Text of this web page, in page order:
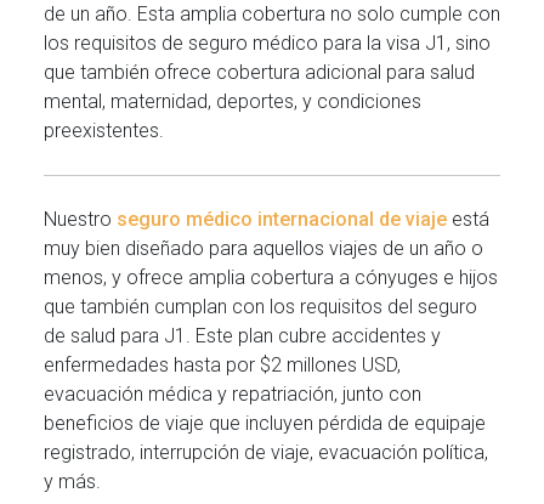
de un año. Esta amplia cobertura no solo cumple con
los requisitos de seguro médico para la visa J1, sino
que también ofrece cobertura adicional para salud
mental, maternidad, deportes, y condiciones
preexistentes.
Nuestro seguro médico internacional de viaje está
muy bien diseñado para aquellos viajes de un año o
menos, y ofrece amplia cobertura a cónyuges e hijos
que también cumplan con los requisitos del seguro
de salud para J1. Este plan cubre accidentes y
enfermedades hasta por $2 millones USD,
evacuación médica y repatriación, junto con
beneficios de viaje que incluyen pérdida de equipaje
registrado, interrupción de viaje, evacuación política,
y más.